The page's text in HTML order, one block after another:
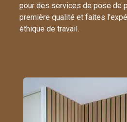
pour des services de pose de
première qualité et faites
éthique de travail.